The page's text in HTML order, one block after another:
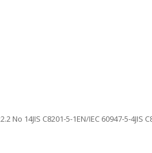
No 14JIS C8201-5-1EN/IEC 60947-5-4JIS